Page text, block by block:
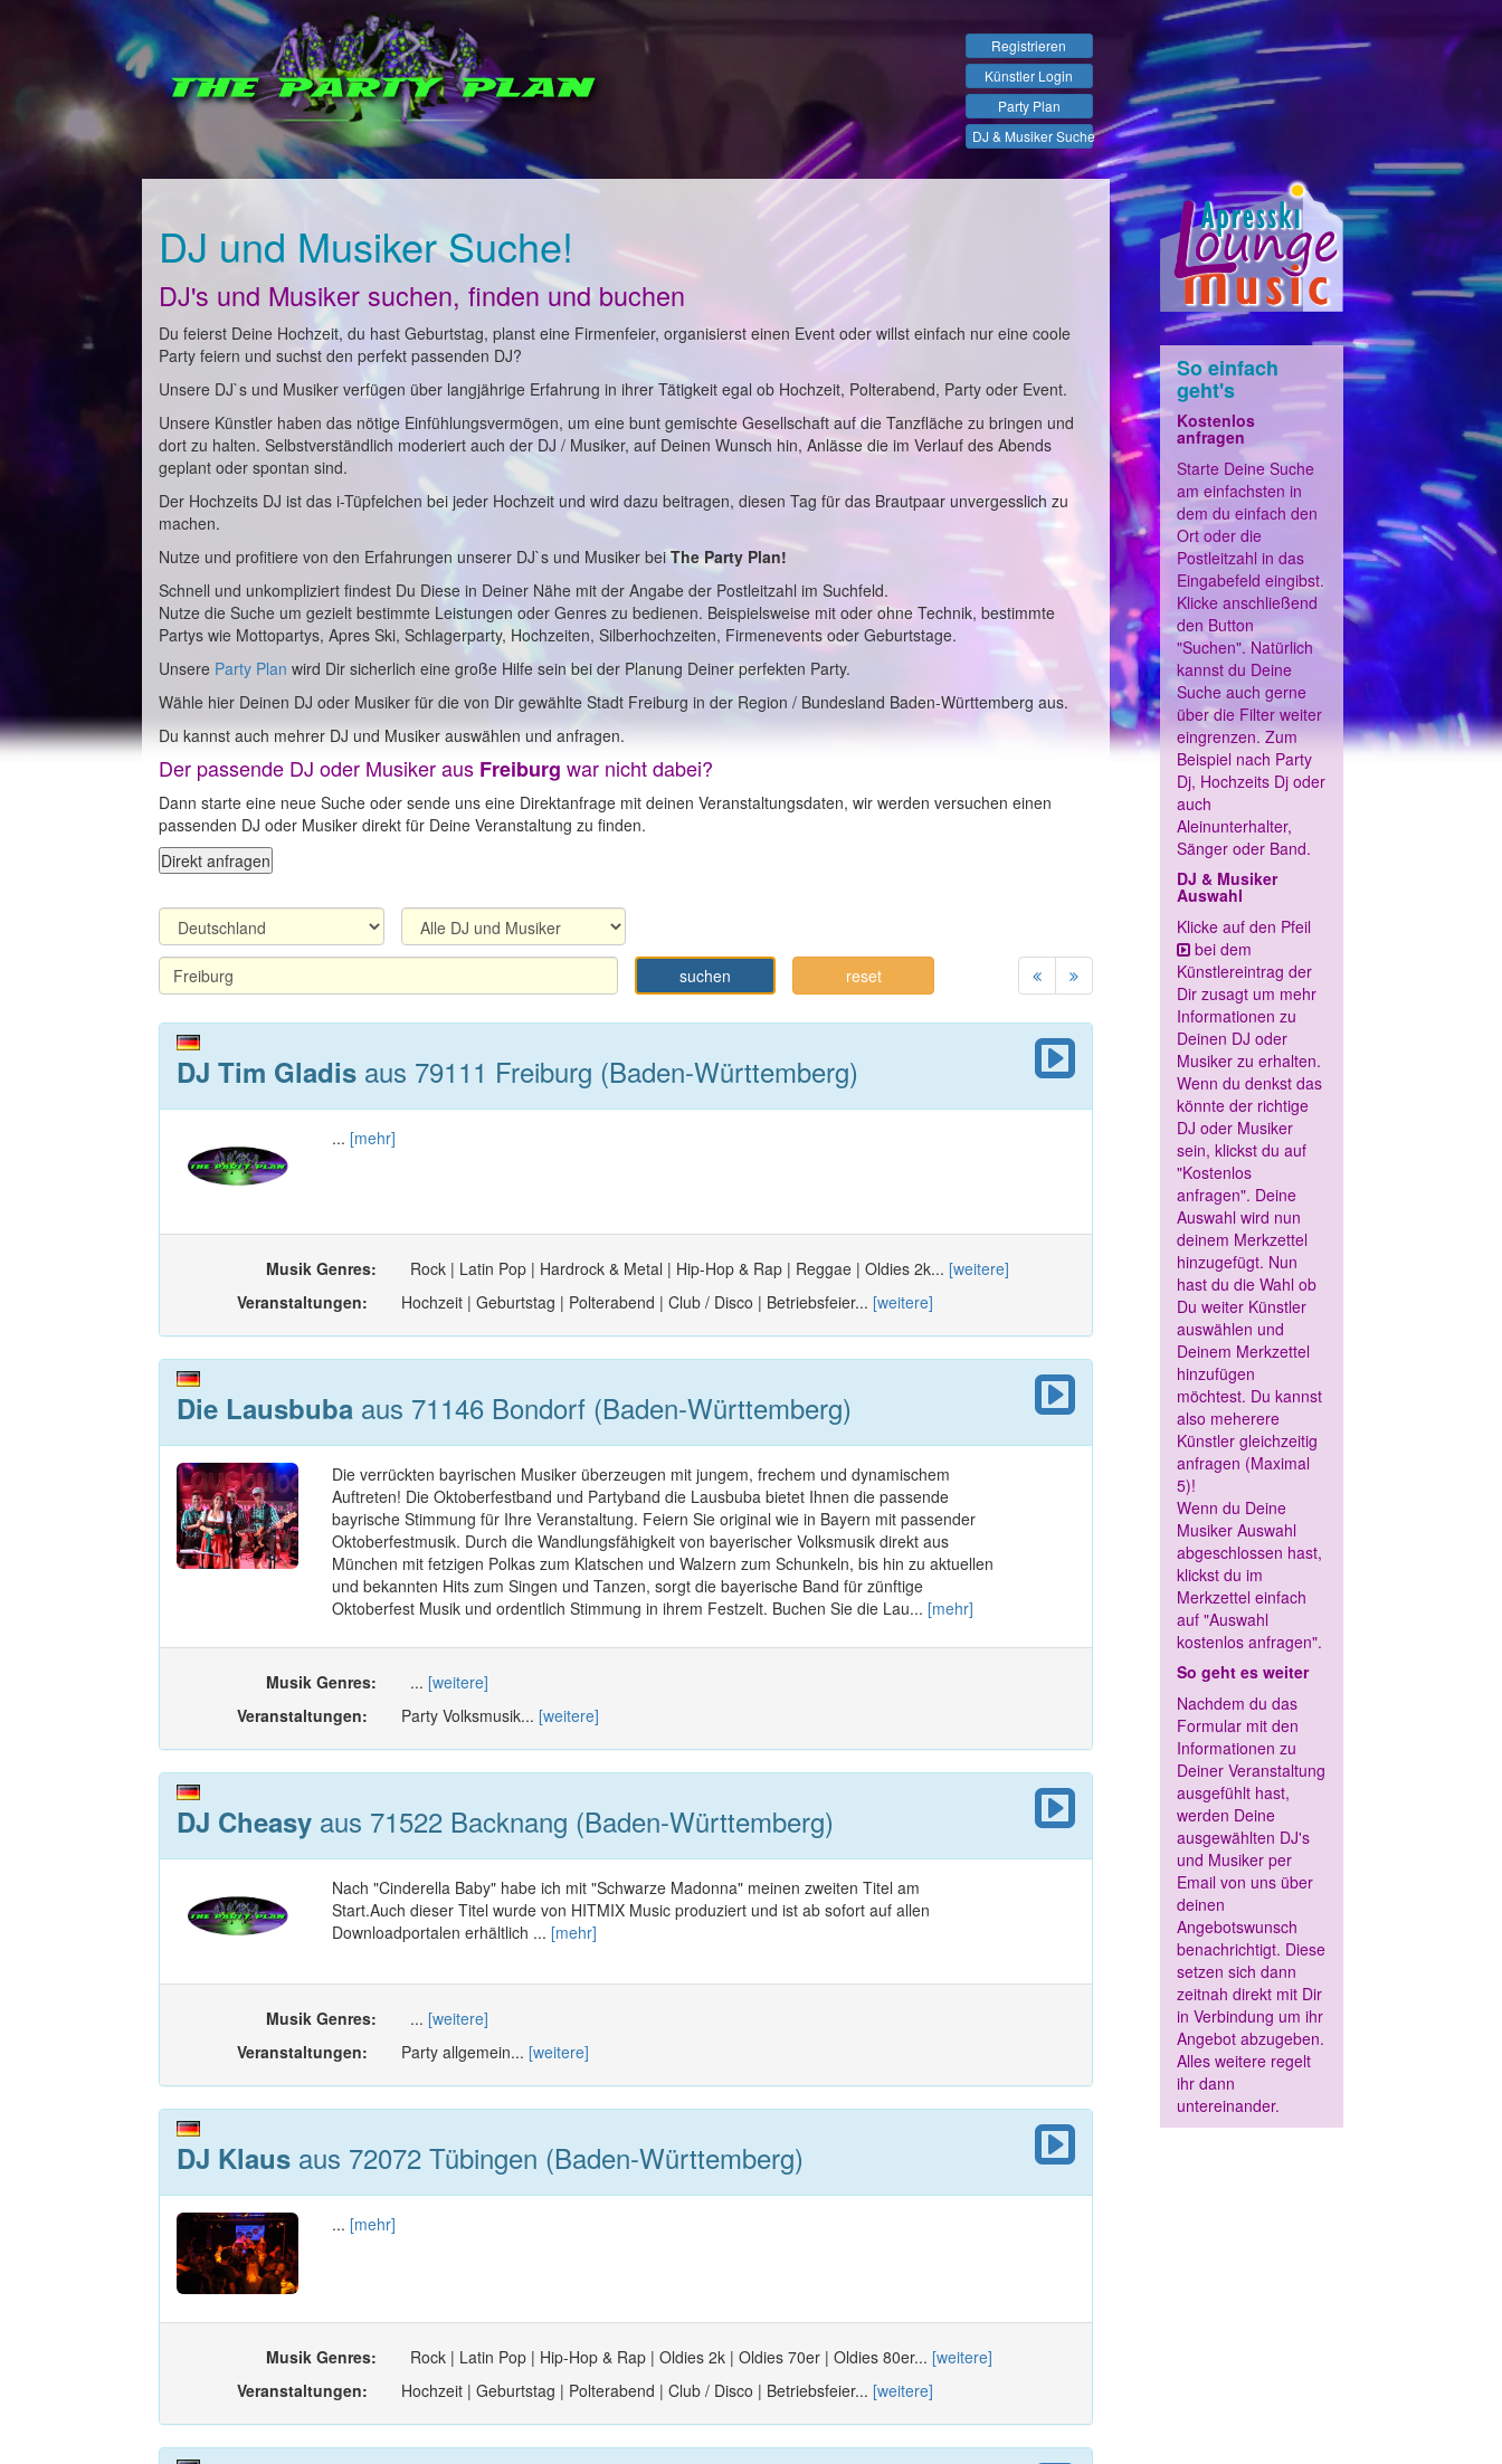
Registrieren
Künstler Login
Party Plan
DJ & Musiker Suche
DJ und Musiker Suche!
DJ's und Musiker suchen, finden und buchen
Du feierst Deine Hochzeit, du hast Geburtstag, planst eine Firmenfeier, organisierst einen Event oder willst einfach nur eine coole
Party feiern und suchst den perfekt passenden DJ?
Unsere DJ`s und Musiker verfügen über langjährige Erfahrung in ihrer Tätigkeit egal ob Hochzeit, Polterabend, Party oder Event.
Unsere Künstler haben das nötige Einfühlungsvermögen, um eine bunt gemischte Gesellschaft auf die Tanzfläche zu bringen und
dort zu halten. Selbstverständlich moderiert auch der DJ / Musiker, auf Deinen Wunsch hin, Anlässe die im Verlauf des Abends
geplant oder spontan sind.
Der Hochzeits DJ ist das i-Tüpfelchen bei jeder Hochzeit und wird dazu beitragen, diesen Tag für das Brautpaar unvergesslich zu
machen.
Nutze und profitiere von den Erfahrungen unserer DJ`s und Musiker beiThe Party Plan!
Schnell und unkompliziert findest Du Diese in Deiner Nähe mit der Angabe der Postleitzahl im Suchfeld.
Nutze die Suche um gezielt bestimmte Leistungen oder Genres zu bedienen. Beispielsweise mit oder ohne Technik, bestimmte
Partys wie Mottopartys, Apres Ski, Schlagerparty, Hochzeiten, Silberhochzeiten, Firmenevents oder Geburtstage.
Unsere Party Plan wird Dir sicherlich eine große Hilfe sein bei der Planung Deiner perfekten Party.
Wähle hier Deinen DJ oder Musiker für die von Dir gewählte Stadt Freiburg in der Region / Bundesland Baden-Württemberg aus.
Du kannst auch mehrer DJ und Musiker auswählen und anfragen.
Der passende DJ oder Musiker aus Freiburg war nicht dabei?
Dann starte eine neue Suche oder sende uns eine Direktanfrage mit deinen Veranstaltungsdaten, wir werden versuchen einen
passenden DJ oder Musiker direkt für Deine Veranstaltung zu finden.
Direkt anfragen
suchen reset
DJ Tim Gladis aus 79111 Freiburg (Baden-Württemberg)
... [mehr]
Musik Genres: Rock | Latin Pop | Hardrock & Metal | Hip-Hop & Rap | Reggae | Oldies 2k... [weitere]
Veranstaltungen:
Hochzeit | Geburtstag | Polterabend | Club / Disco | Betriebsfeier... [weitere]
Die Lausbuba aus 71146 Bondorf (Baden-Württemberg)
Die verrückten bayrischen Musiker überzeugen mit jungem, frechem und dynamischem
Auftreten! Die Oktoberfestband und Partyband die Lausbuba bietet Ihnen die passende
bayrische Stimmung für Ihre Veranstaltung. Feiern Sie original wie in Bayern mit passender
Oktoberfestmusik. Durch die Wandlungsfähigkeit von bayerischer Volksmusik direkt aus
München mit fetzigen Polkas zum Klatschen und Walzern zum Schunkeln, bis hin zu aktuellen
und bekannten Hits zum Singen und Tanzen, sorgt die bayerische Band für zünftige
Oktoberfest Musik und ordentlich Stimmung in ihrem Festzelt. Buchen Sie die Lau... [mehr]
Musik Genres: ... [weitere]
Veranstaltungen:
Party Volksmusik... [weitere]
DJ Cheasy aus 71522 Backnang (Baden-Württemberg)
Nach "Cinderella Baby" habe ich mit "Schwarze Madonna" meinen zweiten Titel am
Start.Auch dieser Titel wurde von HITMIX Music produziert und ist ab sofort auf allen
Downloadportalen erhältlich ... [mehr]
Musik Genres: ... [weitere]
Veranstaltungen:
Party allgemein... [weitere]
DJ Klaus aus 72072 Tübingen (Baden-Württemberg)
... [mehr]
Musik Genres: Rock | Latin Pop | Hip-Hop & Rap | Oldies 2k | Oldies 70er | Oldies 80er... [weitere]
Veranstaltungen:
Hochzeit | Geburtstag | Polterabend | Club / Disco | Betriebsfeier... [weitere]
So einfach
geht's
Kostenlos
anfragen
Starte Deine Suche
am einfachsten in
dem du einfach den
Ort oder die
Postleitzahl in das
Eingabefeld eingibst.
Klicke anschließend
den Button
"Suchen". Natürlich
kannst du Deine
Suche auch gerne
über die Filter weiter
eingrenzen. Zum
Beispiel nach Party
Dj, Hochzeits Dj oder
auch
Aleinunterhalter,
Sänger oder Band.
DJ & Musiker
Auswahl
Klicke auf den Pfeil
bei dem
Künstlereintrag der
Dir zusagt um mehr
Informationen zu
Deinen DJ oder
Musiker zu erhalten.
Wenn du denkst das
könnte der richtige
DJ oder Musiker
sein, klickst du auf
"Kostenlos
anfragen". Deine
Auswahl wird nun
deinem Merkzettel
hinzugefügt. Nun
hast du die Wahl ob
Du weiter Künstler
auswählen und
Deinem Merkzettel
hinzufügen
möchtest. Du kannst
also meherere
Künstler gleichzeitig
anfragen (Maximal
5)!
Wenn du Deine
Musiker Auswahl
abgeschlossen hast,
klickst du im
Merkzettel einfach
auf "Auswahl
kostenlos anfragen".
So geht es weiter
Nachdem du das
Formular mit den
Informationen zu
Deiner Veranstaltung
ausgefühlt hast,
werden Deine
ausgewählten DJ's
und Musiker per
Email von uns über
deinen
Angebotswunsch
benachrichtigt. Diese
setzen sich dann
zeitnah direkt mit Dir
in Verbindung um ihr
Angebot abzugeben.
Alles weitere regelt
ihr dann
untereinander.